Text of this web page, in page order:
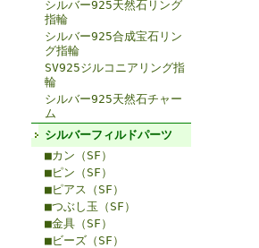
シルバー925天然石リング
指輪
シルバー925合成宝石リン
グ指輪
SV925ジルコニアリング指
輪
シルバー925天然石チャー
ム
シルバーフィルドパーツ
■カン（SF）
■ピン（SF）
■ピアス（SF）
■つぶし玉（SF）
■金具（SF）
■ビーズ（SF）